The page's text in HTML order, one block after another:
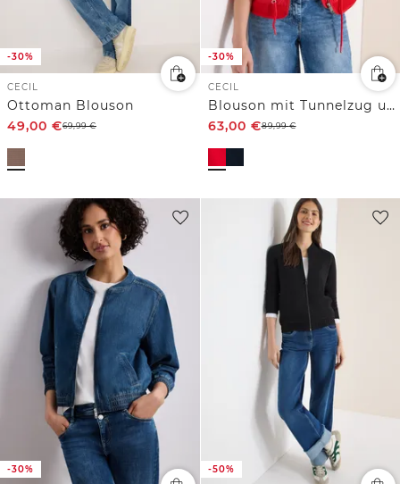
-30%
CECIL
Ottoman Blouson
49,00 €69,99€
-30%
CECIL
Blouson mit Tunnelzug und Mesh-Details
63,00 €89,99€
-30% -50%